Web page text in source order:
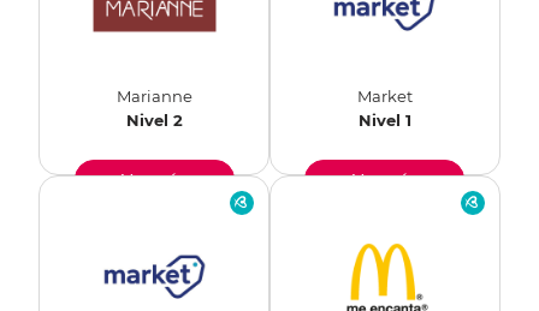
Marianne
Nivel 2
Ver más
Market
Nivel 1
Ver más